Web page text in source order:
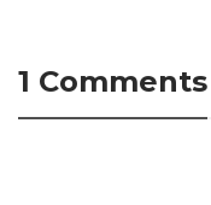
1 Comments